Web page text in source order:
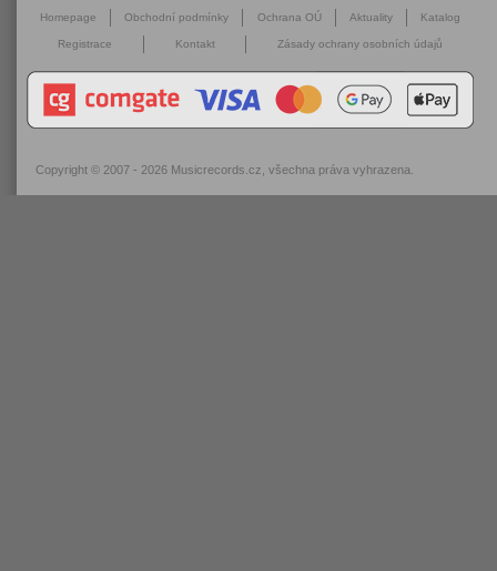
Homepage Obchodní podmínky Ochrana OÚ Aktuality Katalog
Registrace Kontakt Zásady ochrany osobních údajů
Copyright © 2007 - 2026 Musicrecords.cz , všechna práva vyhrazena.